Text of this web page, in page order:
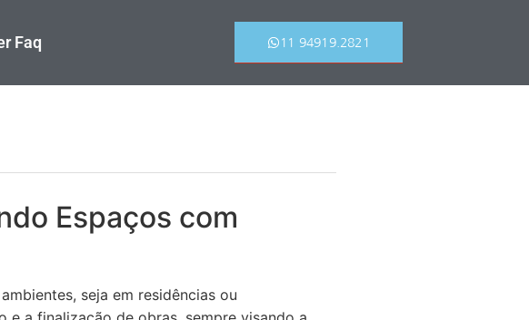
Faq 11 94919.2821
Espaços com
seja em residências ou